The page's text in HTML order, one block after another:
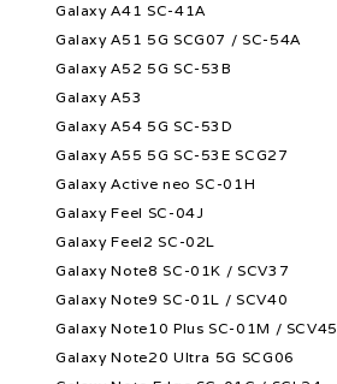
Galaxy A41 SC-41A
Galaxy A51 5G SCG07 / SC-54A
Galaxy A52 5G SC-53B
Galaxy A53
Galaxy A54 5G SC-53D
Galaxy A55 5G SC-53E SCG27
Galaxy Active neo SC-01H
Galaxy Feel SC-04J
Galaxy Feel2 SC-02L
Galaxy Note8 SC-01K / SCV37
Galaxy Note9 SC-01L / SCV40
Galaxy Note10 Plus SC-01M / SCV45
Galaxy Note20 Ultra 5G SCG06